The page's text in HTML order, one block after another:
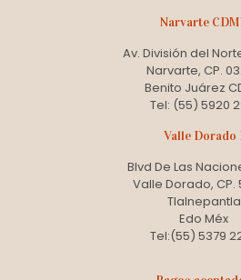
Narvarte
Av. División del
Narvarte, CP.
Benito Juárez
Tel: (55) 5920
Valle Dorado
Blvd De Las
Valle Dorado, CP.
Tlalnepantla
Edo Méx
Tel:(55) 5379